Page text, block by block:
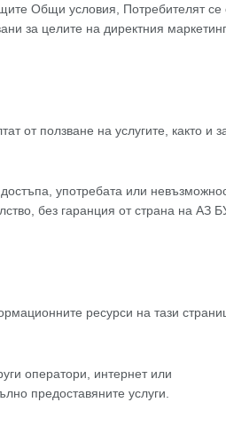
Общи условия, Потребителят се
за целите на директния маркетинг,
от ползване на услугите, както и
употребата или
без гаранция от страна на АЗ
ресурси на тази
оператори, интернет или
предоставяните услуги.